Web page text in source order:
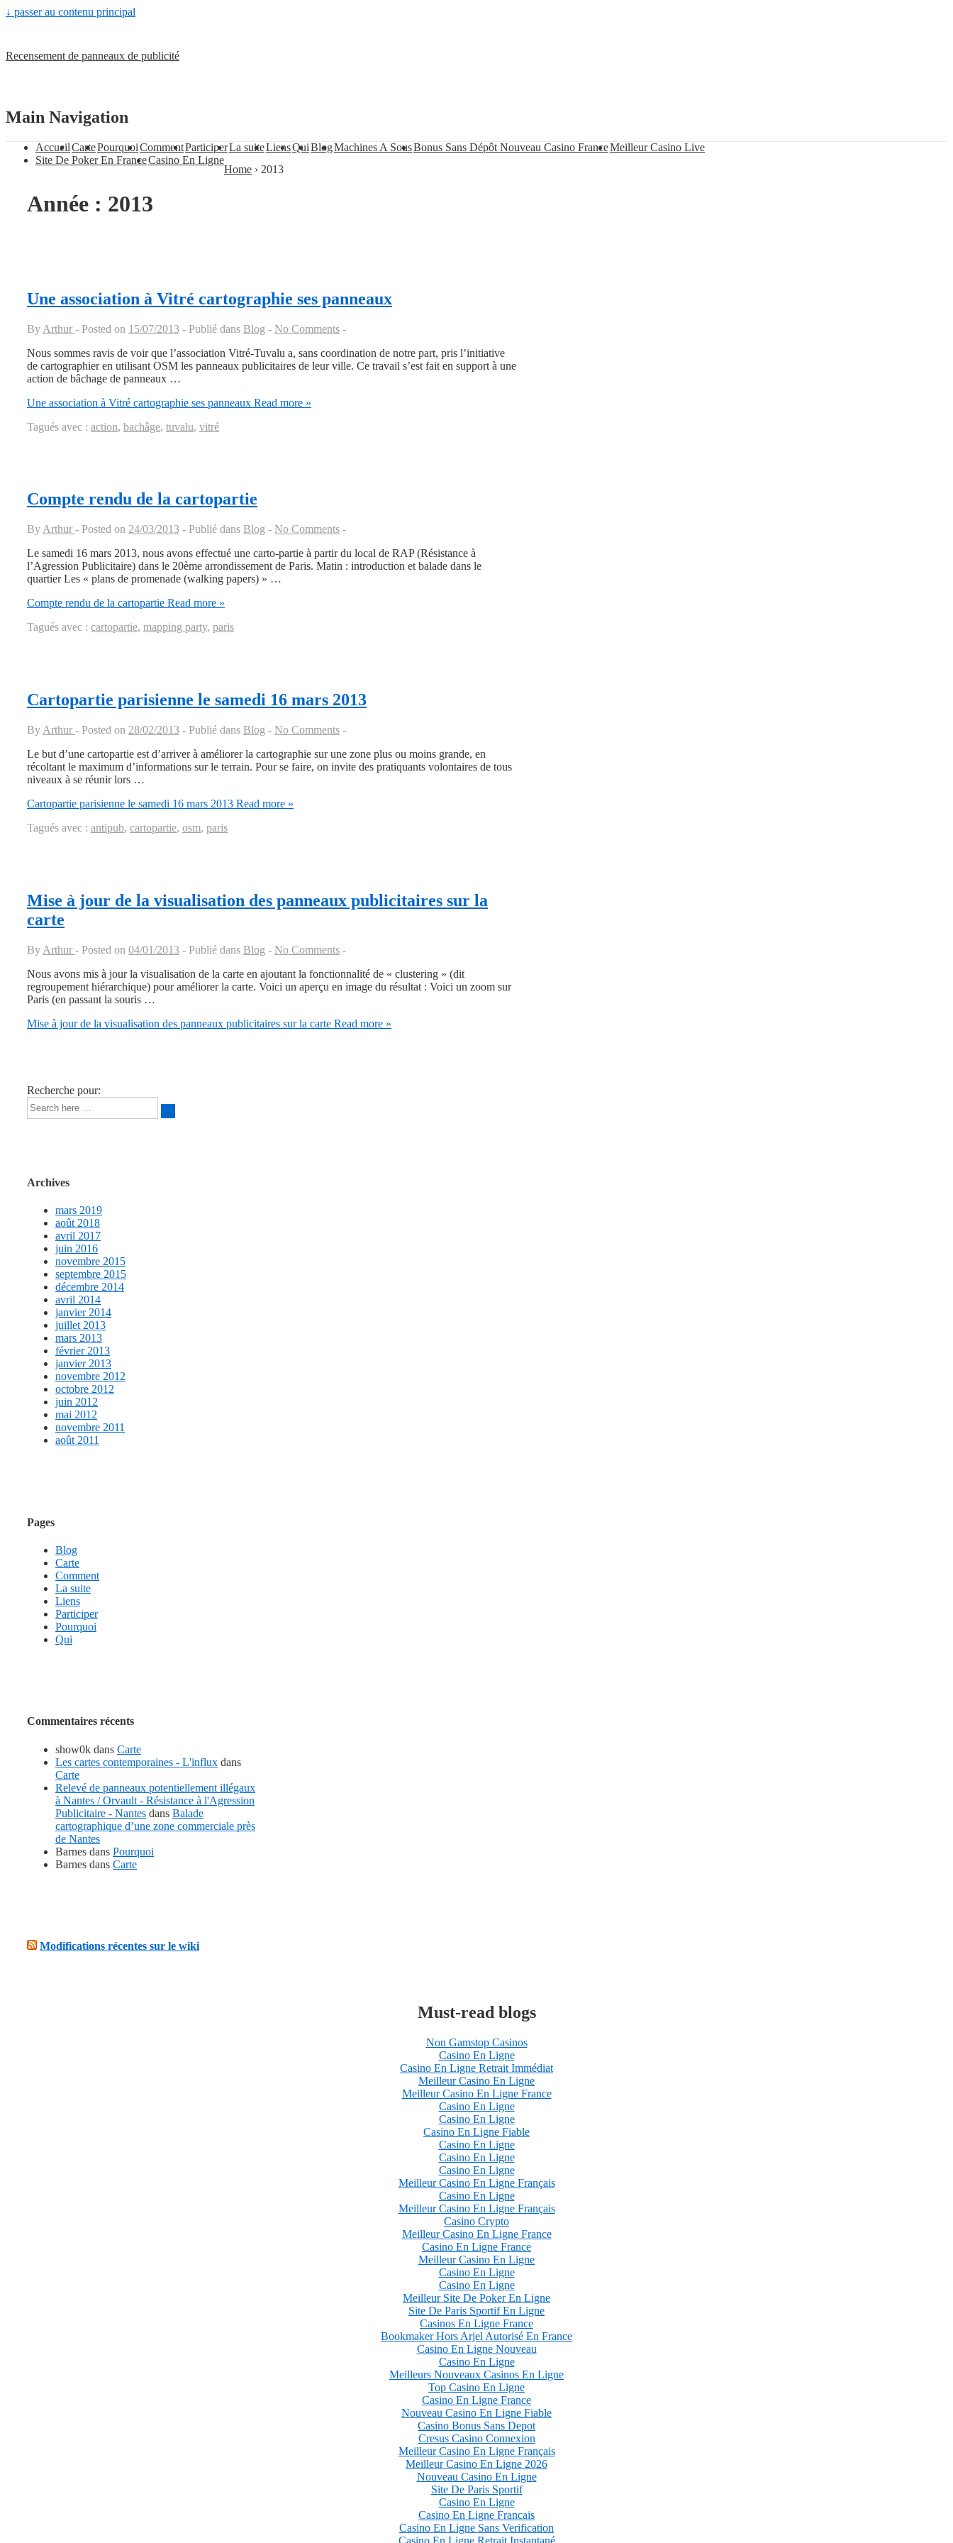
↓ passer au contenu principal
Recensement de panneaux de publicité
Main Navigation
AccueilCartePourquoiCommentParticiperLa suiteLiensQuiBlogMachines A SousBonus Sans Dépôt Nouveau Casino FranceMeilleur Casino Live
Site De Poker En FranceCasino En Ligne
Home › 2013
Année : 2013
Une association à Vitré cartographie ses panneaux
By Arthur Posted on 15/07/2013 Publié dans Blog
No Comments
Nous sommes ravis de voir que l’association Vitré-Tuvalu a, sans coordination de notre part, pris l’initiative
de cartographier en utilisant OSM les panneaux publicitaires de leur ville. Ce travail s’est fait en support à une
action de bâchage de panneaux …
Une association à Vitré cartographie ses panneaux Read more »
Tagués avec : action, bachâge, tuvalu, vitré
Compte rendu de la cartopartie
By Arthur Posted on 24/03/2013 Publié dans Blog
No Comments
Le samedi 16 mars 2013, nous avons effectué une carto-partie à partir du local de RAP (Résistance à
l’Agression Publicitaire) dans le 20ème arrondissement de Paris. Matin : introduction et balade dans le
quartier Les « plans de promenade (walking papers) » …
Compte rendu de la cartopartie Read more »
Tagués avec : cartopartie, mapping party, paris
Cartopartie parisienne le samedi 16 mars 2013
By Arthur Posted on 28/02/2013 Publié dans Blog
No Comments
Le but d’une cartopartie est d’arriver à améliorer la cartographie sur une zone plus ou moins grande, en
récoltant le maximum d’informations sur le terrain. Pour se faire, on invite des pratiquants volontaires de tous
niveaux à se réunir lors …
Cartopartie parisienne le samedi 16 mars 2013 Read more »
Tagués avec : antipub, cartopartie, osm, paris
Mise à jour de la visualisation des panneaux publicitaires sur la
carte
By Arthur Posted on 04/01/2013 Publié dans Blog
No Comments
Nous avons mis à jour la visualisation de la carte en ajoutant la fonctionnalité de « clustering » (dit
regroupement hiérarchique) pour améliorer la carte. Voici un aperçu en image du résultat : Voici un zoom sur
Paris (en passant la souris …
Mise à jour de la visualisation des panneaux publicitaires sur la carte Read more »
Recherche pour:
Archives
mars 2019
août 2018
avril 2017
juin 2016
novembre 2015
septembre 2015
décembre 2014
avril 2014
janvier 2014
juillet 2013
mars 2013
février 2013
janvier 2013
novembre 2012
octobre 2012
juin 2012
mai 2012
novembre 2011
août 2011
Pages
Blog
Carte
Comment
La suite
Liens
Participer
Pourquoi
Qui
Commentaires récents
show0k dans Carte
Les cartes contemporaines - L'influx dans
Carte
Relevé de panneaux potentiellement illégaux
à Nantes / Orvault - Résistance à l'Agression
Publicitaire - Nantes dans Balade
cartographique d’une zone commerciale près
de Nantes
Barnes dans Pourquoi
Barnes dans Carte
Modifications récentes sur le wiki
Must-read blogs
Non Gamstop Casinos
Casino En Ligne
Casino En Ligne Retrait Immédiat
Meilleur Casino En Ligne
Meilleur Casino En Ligne France
Casino En Ligne
Casino En Ligne
Casino En Ligne Fiable
Casino En Ligne
Casino En Ligne
Casino En Ligne
Meilleur Casino En Ligne Français
Casino En Ligne
Meilleur Casino En Ligne Français
Casino Crypto
Meilleur Casino En Ligne France
Casino En Ligne France
Meilleur Casino En Ligne
Casino En Ligne
Casino En Ligne
Meilleur Site De Poker En Ligne
Site De Paris Sportif En Ligne
Casinos En Ligne France
Bookmaker Hors Arjel Autorisé En France
Casino En Ligne Nouveau
Casino En Ligne
Meilleurs Nouveaux Casinos En Ligne
Top Casino En Ligne
Casino En Ligne France
Nouveau Casino En Ligne Fiable
Casino Bonus Sans Depot
Cresus Casino Connexion
Meilleur Casino En Ligne Français
Meilleur Casino En Ligne 2026
Nouveau Casino En Ligne
Site De Paris Sportif
Casino En Ligne
Casino En Ligne Francais
Casino En Ligne Sans Verification
Casino En Ligne Retrait Instantané